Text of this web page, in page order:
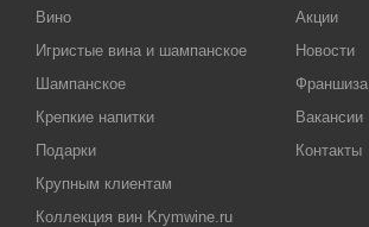
Вино
Игристые вина и шампанское
Шампанское
Крепкие напитки
Подарки
Крупным клиентам
Коллекция вин Krymwine.ru
Акции
Новости
Франшиза
Вакансии
Контакты